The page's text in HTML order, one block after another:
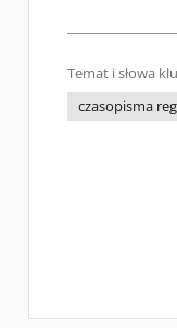
Temat i słowa
czasopisma